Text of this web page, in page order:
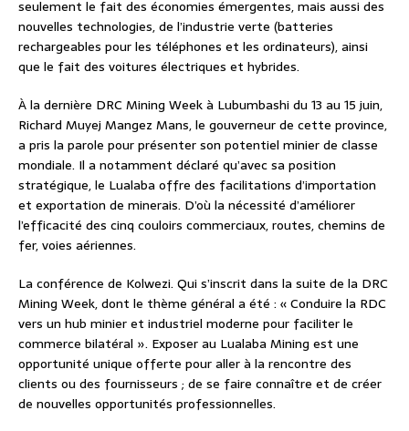
seulement le fait des économies émergentes, mais aussi des
nouvelles technologies, de l’industrie verte (batteries
rechargeables pour les téléphones et les ordinateurs), ainsi
que le fait des voitures électriques et hybrides.
À la dernière DRC Mining Week à Lubumbashi du 13 au 15 juin,
Richard Muyej Mangez Mans, le gouverneur de cette province,
a pris la parole pour présenter son potentiel minier de classe
mondiale. Il a notamment déclaré qu’avec sa position
stratégique, le Lualaba offre des facilitations d’importation
et exportation de minerais. D’où la nécessité d’améliorer
l’efficacité des cinq couloirs commerciaux, routes, chemins de
fer, voies aériennes.
La conférence de Kolwezi. Qui s’inscrit dans la suite de la DRC
Mining Week, dont le thème général a été : « Conduire la RDC
vers un hub minier et industriel moderne pour faciliter le
commerce bilatéral ». Exposer au Lualaba Mining est une
opportunité unique offerte pour aller à la rencontre des
clients ou des fournisseurs ; de se faire connaître et de créer
de nouvelles opportunités professionnelles.